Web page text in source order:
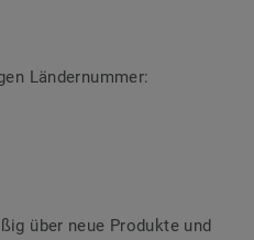
Ländernummer:
über neue Produkte und